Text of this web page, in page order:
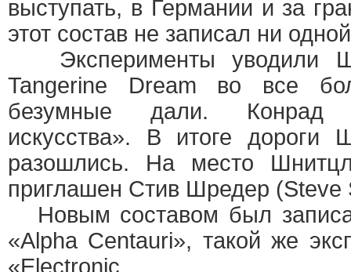
выступать, в Германии и за
этот состав не записал ни
Эксперименты уводили
Tangerine Dream во все
безумные дали. Конрад
искусства». В итоге дороги
разошлись. На место
приглашен Стив Шредер (Steve
Новым составом был
«Alpha Centauri», такой же
«Electronic